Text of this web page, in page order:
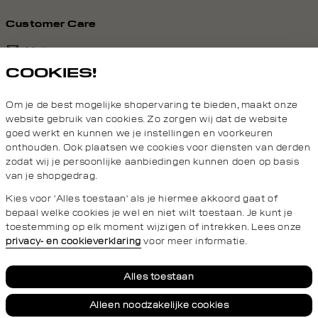
Customer Care
Mail ons
Van maandag t/m vrijdag van 8.30 uur tot 18.00 uur.
Service
Privacy- en cookieverklaringAlgemene Voorwaarden
COOKIES!
Om je de best mogelijke shopervaring te bieden, maakt onze
website gebruik van cookies. Zo zorgen wij dat de website
goed werkt en kunnen we je instellingen en voorkeuren
onthouden. Ook plaatsen we cookies voor diensten van derden
zodat wij je persoonlijke aanbiedingen kunnen doen op basis
van je shopgedrag.
Kies voor 'Alles toestaan' als je hiermee akkoord gaat of
bepaal welke cookies je wel en niet wilt toestaan. Je kunt je
toestemming op elk moment wijzigen of intrekken. Lees onze
privacy- en cookieverklaring voor meer informatie.
Alles toestaan
Alleen noodzakelijke cookies